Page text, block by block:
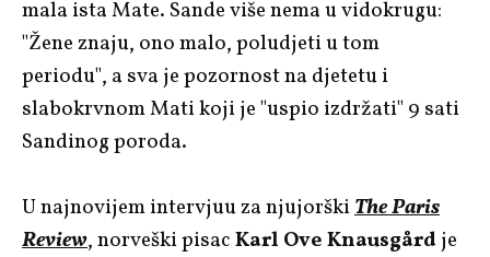
mala ista Mate. Sande više nema u vidokrugu:
"Žene znaju, ono malo, poludjeti u tom
periodu", a sva je pozornost na djetetu i
slabokrvnom Mati koji je "uspio izdržati" 9 sati
Sandinog poroda.
U najnovijem intervjuu za njujorškiThe Paris
Review,norveški pisacKarl Ove Knausgård je